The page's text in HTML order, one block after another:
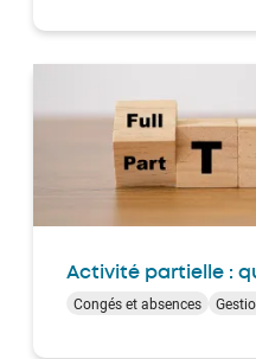
Activité partielle :
Congés et absences